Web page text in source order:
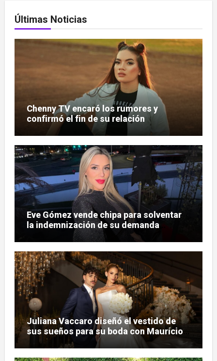
Últimas Noticias
Chenny TV encaró los rumores y
confirmó el fin de su relación
Eve Gómez vende chipa para solventar
la indemnización de su demanda
Juliana Vaccaro diseñó el vestido de
sus sueños para su boda con Maurício
Prado